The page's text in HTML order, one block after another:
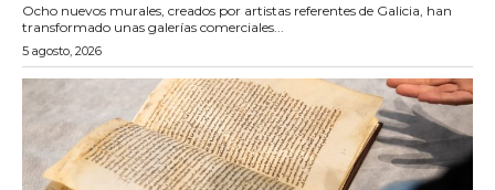
Ocho nuevos murales, creados por artistas referentes de Galicia, han
transformado unas galerías comerciales...
5 agosto, 2026